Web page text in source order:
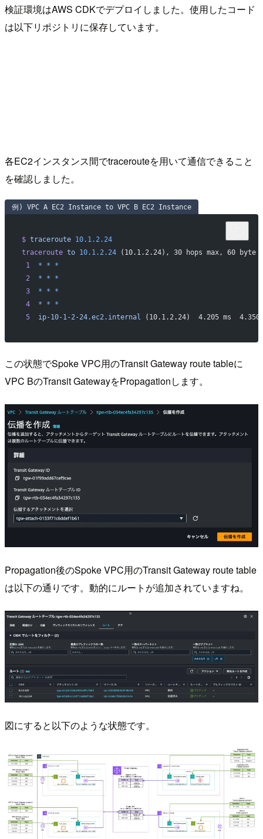
検証環境はAWS CDKでデプロイしました。使用したコード
は以下リポジトリに保存しています。
各EC2インスタンス間でtracerouteを用いて通信できること
を確認しました。
例) VPC A EC2 Instance to VPC B EC2 Instance
$ traceroute 10.1.2.24
traceroute to 10.1.2.24 (10.1.2.24), 30 hops max, 60 byte
1
  *
* *
2
  *
* *
3
  *
* *
4
  *
* *
5
  ip-10-1-2-24.ec2.internal
(10.1.2.24)  4.205 ms  4.350
この状態でSpoke VPC用のTransit Gateway route tableに
VPC BのTransit GatewayをPropagationします。
Propagation後のSpoke VPC用のTransit Gateway route table
は以下の通りです。動的にルートが追加されていますね。
図にすると以下のような状態です。